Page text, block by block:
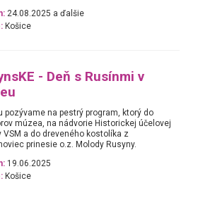
24.08.2025 a ďalšie
Košice
- Deň s Rusínmi v
pozývame na pestrý program, ktorý do
múzea, na nádvorie Historickej účelovej
VSM a do dreveného kostolíka z
prinesie o.z. Molody Rusyny.
19.06.2025
Košice